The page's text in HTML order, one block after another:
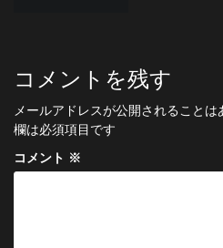
ビ
ゲ
ー
シ
コメントを残す
メールアドレスが公開されることは
欄は必須項目です
コメント ※